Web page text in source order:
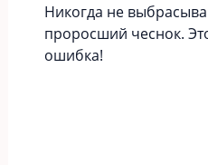
Никогда не
проросший чеснок.
ошибка!